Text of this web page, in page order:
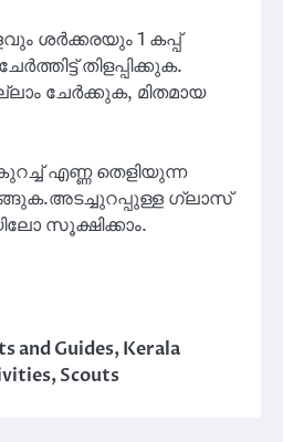
ശർക്കരയും 1 കപ്പ്
തിളപ്പിക്കുക.
ചേർക്കുക, മിതമായ
എണ്ണ തെളിയുന്ന
ഗ്ലാസ്
സൂക്ഷിക്കാം.
and Guides,Kerala
,Scouts